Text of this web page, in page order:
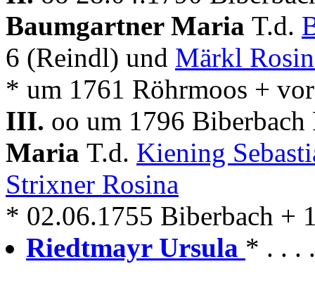
Baumgartner Maria T.d.
6 (Reindl) und Märkl
* um 1761 Röhrmoos +
III. oo um 1796
Maria T.d. Kiening
Strixner Rosina
* 02.06.1755 Biberbach +
Riedtmayr Ursula * . . .